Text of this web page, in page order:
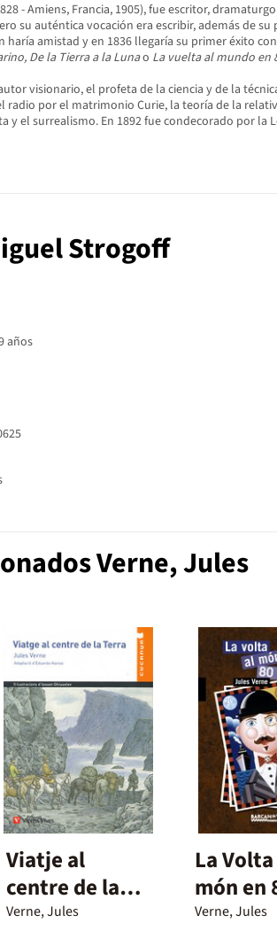
- Amiens, Francia, 1905), fue escritor,
su auténtica vocación era escribir, además de
amistad y en 1836 llegaría su primer éxito
De la Tierra a la Lunao La vuelta al mundo en
visionario, el profeta de la ciencia y de la
por el matrimonio Curie, la teoría de la
el surrealismo. En 1892 fue condecorado por la
Strogoff
años
Verne, Jules
Viatje al
centre de la
terra
Verne, Jules
La
món en
Verne, Jules